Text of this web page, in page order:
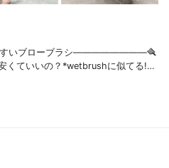
いブローブラシ⁡————————⁡⁡⁡🪮
くていいの？⁡⁡⁡*wetbrushに似てる!…